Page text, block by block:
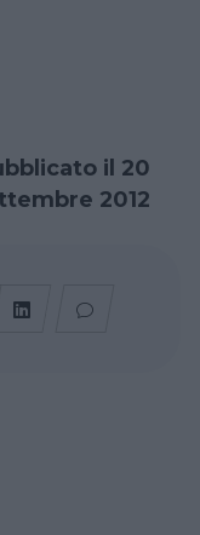
il 20
2012